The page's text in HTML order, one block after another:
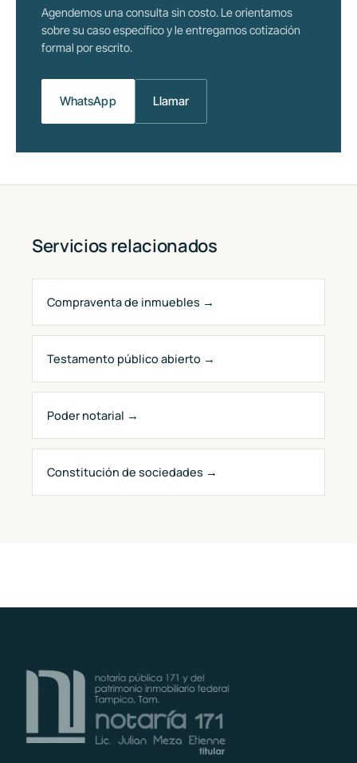
Agendemos una consulta sin costo. Le orientamos
sobre su caso específico y le entregamos cotización
formal por escrito.
WhatsApp Llamar
Servicios relacionados
Compraventa de inmuebles →
Testamento público abierto →
Poder notarial →
Constitución de sociedades →